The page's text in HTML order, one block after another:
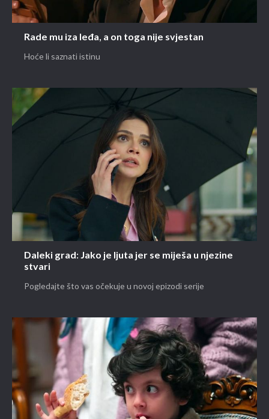
Rade mu iza leđa, a on toga nije svjestan
Hoće li saznati istinu
Daleki grad: Jako je ljuta jer se miješa u njezine
stvari
Pogledajte što vas očekuje u novoj epizodi serije